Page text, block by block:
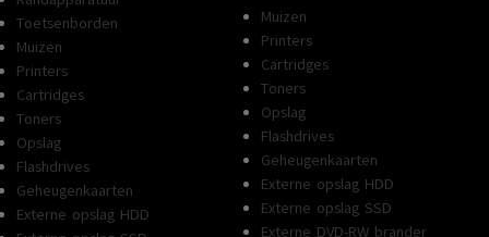
Toetsenborden
Muizen
Printers
Cartridges
Toners
Opslag
Flashdrives
Geheugenkaarten
Externe opslag HDD
Muizen
Printers
Cartridges
Toners
Opslag
Flashdrives
Geheugenkaarten
Externe opslag HDD
Externe opslag SSD
Externe DVD-RW brander